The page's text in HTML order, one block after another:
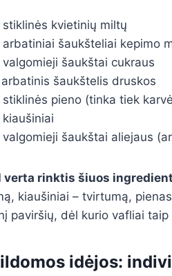
stiklinės kvietinių miltų
arbatiniai šaukšteliai kepimo
valgomieji šaukštai cukraus
arbatinis šaukštelis druskos
stiklinės pieno (tinka tiek
kiaušiniai
valgomieji šaukštai aliejaus
verta rinktis šiuos
kiaušiniai – tvirtumą,
paviršių, dėl kurio vafliai taip
idėjos: